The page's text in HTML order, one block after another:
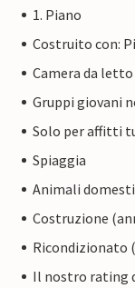
1. Piano
Costruito con:
Camera da
Gruppi giovani
Solo per affitti
Spiaggia
Animali
Costruzione
Ricondizionato
Il nostro rating